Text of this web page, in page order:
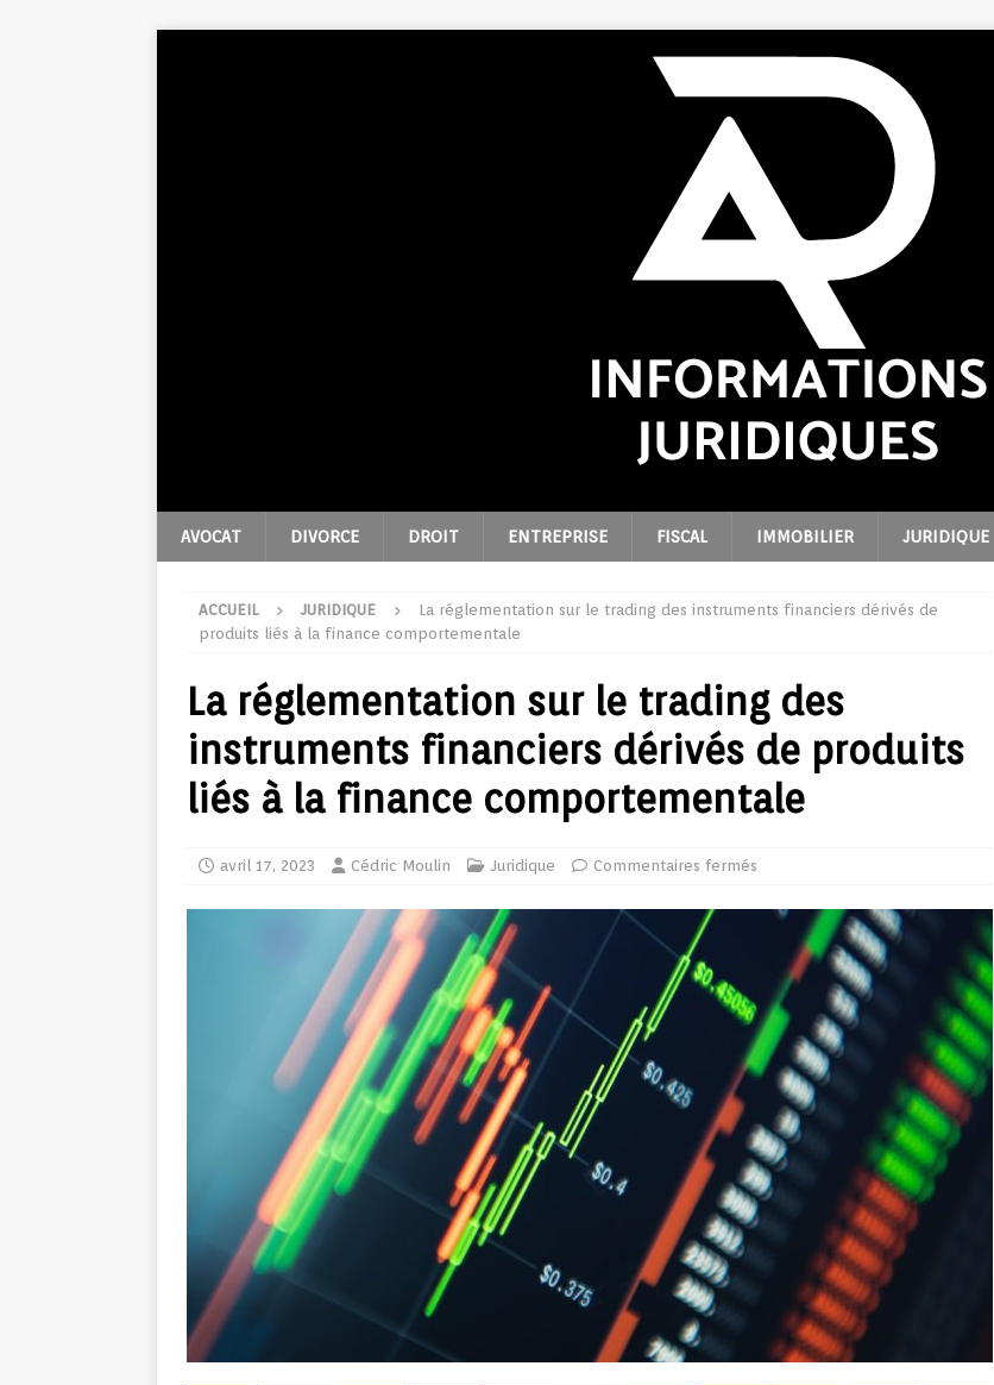
AVOCAT DIVORCE DROIT ENTREPRISE FISCAL IMMOBILIER JURIDIQUE
ACCUEIL JURIDIQUE
La réglementation sur le trading des instruments financiers dérivés de
produits liés à la finance comportementale
La réglementation sur le trading des
instruments financiers dérivés de produits
liés à la finance comportementale
avril 17, 2023 Cédric Moulin Juridique Commentaires fermés